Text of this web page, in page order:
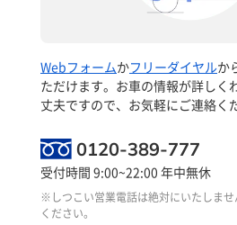
Webフォームかフリーダイヤルか
ただけます。お車の情報が詳しく
丈夫ですので、お気軽にご連絡く
0120-389-777
受付時間 9:00~22:00 年中無休
※しつこい営業電話は絶対にいたしま
ください。